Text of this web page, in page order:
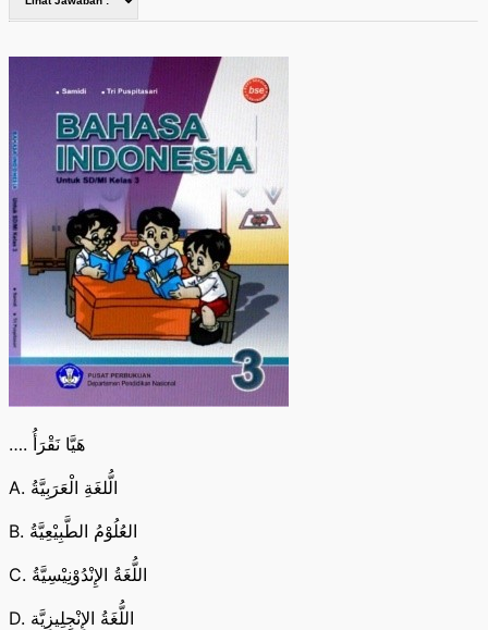
…. هَيَّا نَقْرَأُ
A. الُّلغَةِ الْعَرَبِيَّةُ
B. العُلُوْمُ الطَّبِيْعِيَّةُ
C. اللُّغَةُ الإِنْدُوْنِيْسِيَّةُ
D. اللُّغَةُ الإِنْجِلِيزِيَّة